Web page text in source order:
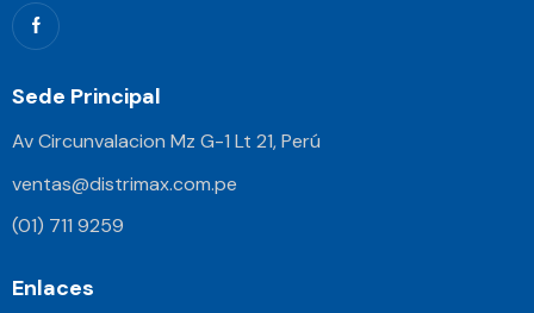
Sede Principal
Av Circunvalacion Mz G-1 Lt 21, Perú
ventas@distrimax.com.pe
(01) 711 9259
Enlaces